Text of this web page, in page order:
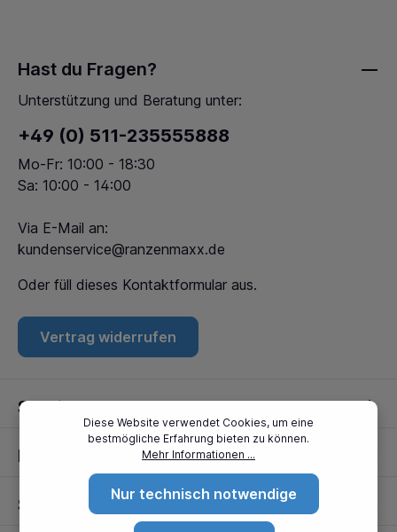
Standorte
Hast du Fragen?
Unterstützung und Beratung unter:
+49 (0) 511-235555888
Mo-Fr: 10:00 - 18:30
Sa: 10:00 - 14:00
Via E-Mail an:
kundenservice@ranzenmaxx.de
Oder füll dieses Kontaktformular aus.
Vertrag widerrufen
Service
Informationen
Diese Website verwendet Cookies, um eine
bestmögliche Erfahrung bieten zu können.
Mehr Informationen ...
Nur technisch notwendige